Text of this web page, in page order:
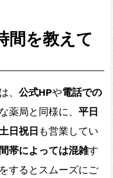
間を教えて
、 公式HPや電話での
薬局と同様に、 平日
土日祝日 も営業してい
帯によっては混雑す
するとスムーズにご